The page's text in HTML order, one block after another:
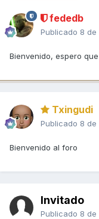
fededb
Publicado 8 de
Bienvenido, espero
Txingudi
Publicado 8 de
Bienvenido al foro
Invitado
Publicado 8 de